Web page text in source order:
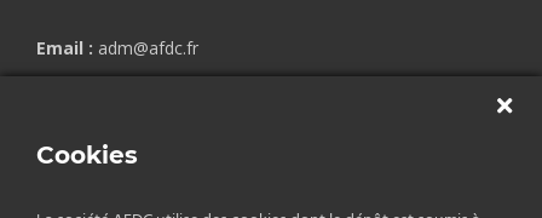
Email : adm@afdc.fr
Mentions légales
Cookies